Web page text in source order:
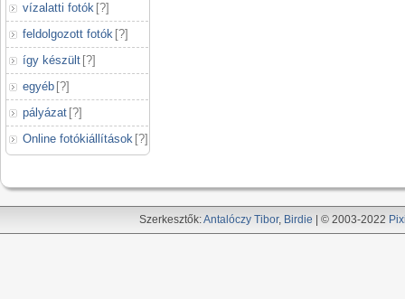
vízalatti fotók [?]
feldolgozott fotók [?]
így készült [?]
egyéb [?]
pályázat [?]
Online fotókiállítások [?]
Szerkesztők:Antalóczy Tibor, Birdie | © 2003-2022